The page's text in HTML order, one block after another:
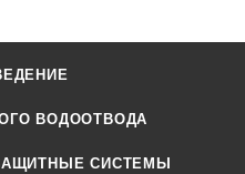
ВОДООТВОДА
СИСТЕМЫ